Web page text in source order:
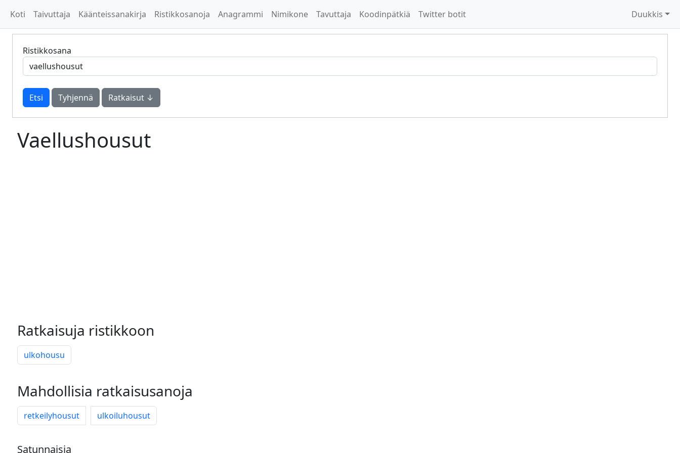
Koti Taivuttaja Käänteissanakirja Ristikkosanoja Anagrammi Nimikone Tavuttaja Koodinpätkiä Twitter botit Duukkis
Ristikkosana
Tyhjennä Ratkaisut ↓
Vaellushousut
Ratkaisuja ristikkoon
ulkohousu
Mahdollisia ratkaisusanoja
retkeilyhousut ulkoiluhousut
Satunnaisia